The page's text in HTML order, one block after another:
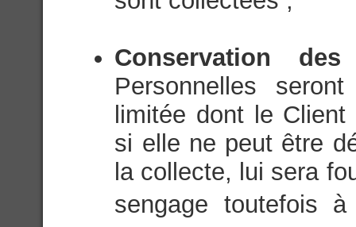
Conservation
Personnelles
limitée dont le
si elle ne peut être
la collecte, lui sera
sengage toutefois